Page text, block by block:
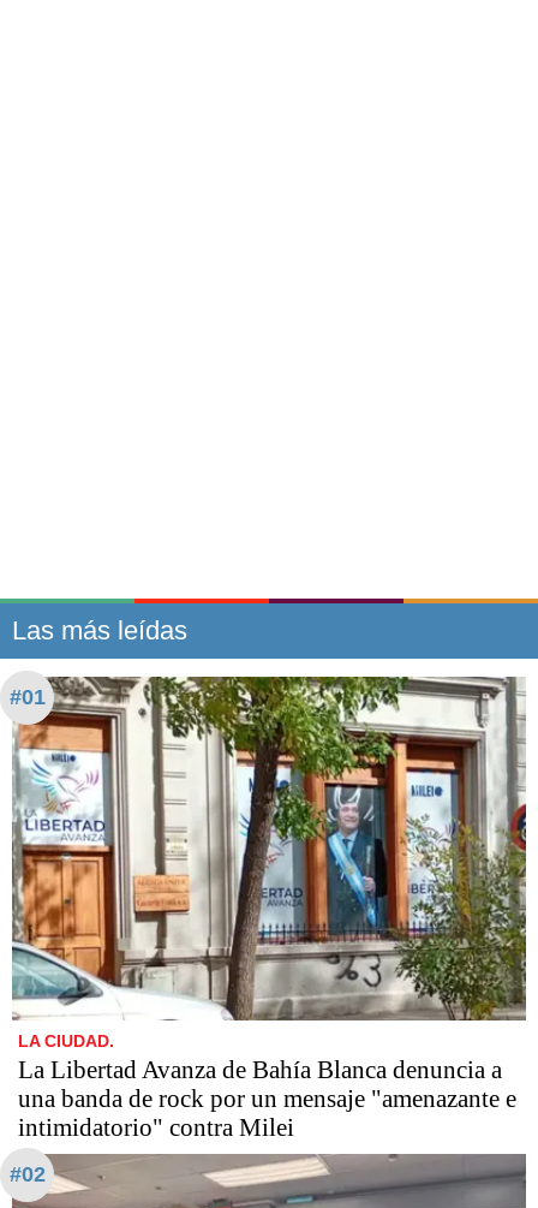
Las más leídas
#01
LA CIUDAD.
La Libertad Avanza de Bahía Blanca denuncia a
una banda de rock por un mensaje "amenazante e
intimidatorio" contra Milei
#02